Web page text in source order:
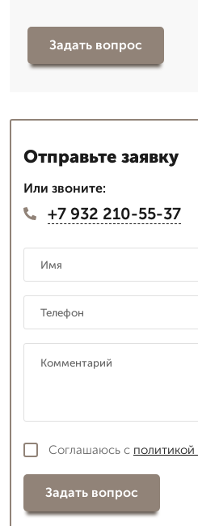
Задать вопрос
Отправьте заявку
Или звоните:
+7 932 210-55-37
Соглашаюсь с
Задать вопрос